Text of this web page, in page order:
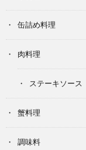
缶詰め料理
肉料理
ステーキソース
蟹料理
調味料